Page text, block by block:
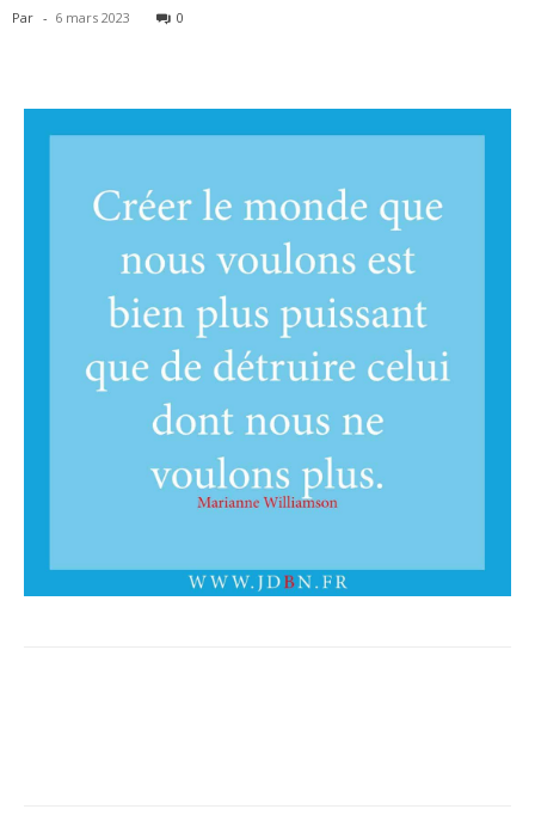
Par - 6 mars 2023 0